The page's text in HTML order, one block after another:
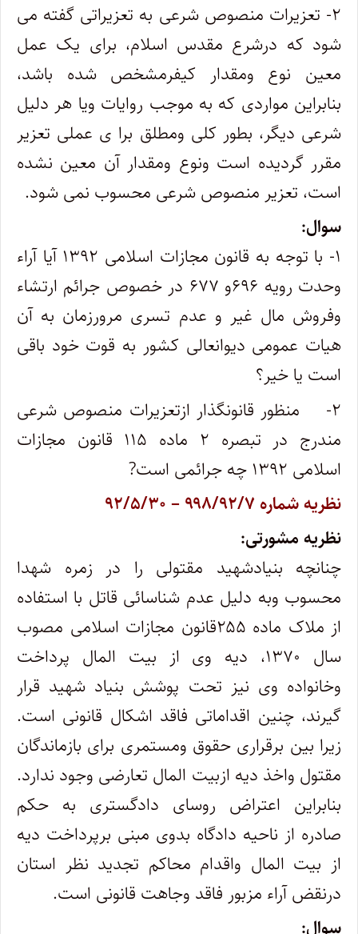
۲- تعزیرات منصوص شرعی به تعزیراتی گفته می
شود که درشرع مقدس اسلام، برای یک عمل
معین نوع ومقدار کیفرمشخص شده باشد،
بنابراین مواردی که به موجب روایات ویا هر دلیل
شرعی دیگر، بطور کلی ومطلق برا ی عملی تعزیر
مقرر گردیده است ونوع ومقدار آن معین نشده
است،‌ تعزیر منصوص شرعی محسوب نمی شود.
سوال:
۱- با توجه به قانون مجازات اسلامی ۱۳۹۲ آیا آراء
وحدت رویه ۶۹۶و ۶۷۷ در خصوص جرائم ارتشاء
وفروش مال غیر و عدم تسری مرورزمان به آن
هیات عمومی دیوانعالی کشور به قوت خود باقی
است یا خیر؟
۲- منظور قانونگذار ازتعزیرات منصوص شرعی
مندرج در تبصره ۲ ماده ۱۱۵ قانون مجازات
اسلامی ۱۳۹۲ چه جرائمی است?
نظریه شماره ۹۹۸/۹۲/۷ – ۹۲/۵/۳۰
نظریه مشورتی:
چنانچه بنیادشهید مقتولی را در زمره شهدا
محسوب وبه دلیل عدم شناسائی قاتل با استفاده
از ملاک ماده ۲۵۵قانون مجازات اسلامی مصوب
سال ۱۳۷۰، دیه وی از بیت المال پرداخت
وخانواده وی نیز تحت پوشش بنیاد شهید قرار
گیرند، چنین اقداماتی فاقد اشکال قانونی است.
زیرا بین برقراری حقوق ومستمری برای بازماندگان
مقتول واخذ دیه ازبیت المال تعارضی وجود ندارد.
بنابراین اعتراض روسای دادگستری به حکم
صادره از ناحیه دادگاه بدوی مبنی برپرداخت دیه
از بیت المال واقدام محاکم تجدید نظر استان
درنقض آراء مزبور فاقد وجاهت قانونی است.
سوال: